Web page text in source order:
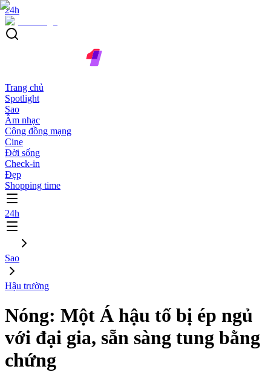
24h
Trang chủ
Spotlight
Sao
Âm nhạc
Cộng đồng mạng
Cine
Đời sống
Check-in
Đẹp
Shopping time
24h
Sao
Hậu trường
Nóng: Một Á hậu tố bị ép ngủ
với đại gia, sẵn sàng tung bằng
chứng